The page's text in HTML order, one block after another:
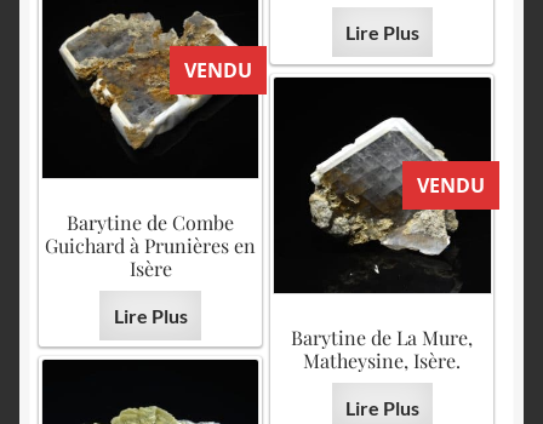
Lire Plus
VENDU
Barytine de Combe
Guichard à Prunières en
Isère
Lire Plus
VENDU
Barytine de La Mure,
Matheysine, Isère.
Lire Plus